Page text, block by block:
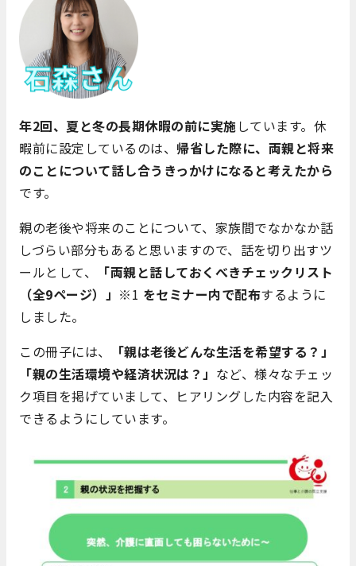
年2回、夏と冬の長期休暇の前に実施しています。休
暇前に設定しているのは、 帰省した際に、両親と将来
のことについて話し合うきっかけになると考えたから
です。
親の老後や将来のことについて、家族間でなかなか話
しづらい部分もあると思いますので、話を切り出すツ
ールとして、
「両親と話しておくべきチェックリスト
（全9ページ）」 ※1 をセミナー内で配布するように
しました。
この冊子には、
「親は老後どんな生活を希望する？ 」
「親の生活環境や経済状況は？」 など、様々なチェッ
ク項目を掲げていまして、ヒアリングした内容を記入
できるようにしています。